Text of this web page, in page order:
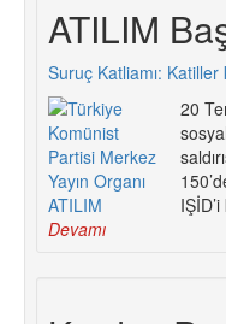
ATILIM
Suruç Katliamı: Katiller
20
Devamı